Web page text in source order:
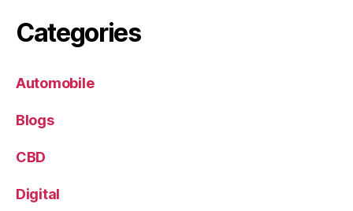
Categories
Automobile
Blogs
CBD
Digital